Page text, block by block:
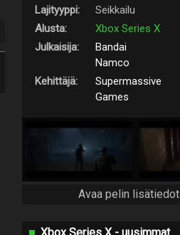
Lajityyppi:
Seikkailu
Alusta:
Xbox Series X
Julkaisija:
Bandai
Namco
Kehittäjä:
Supermassive
Games
Avaa pelin lisätiedot